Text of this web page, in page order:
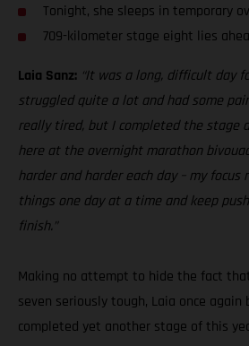
Tonight, she sleeps in temporary
709-kilometer stage eight lies
Laia Sanz: “It was a long, difficult day
struggled quite a lot and had some
really tired, but I completed the stage
here at the overnight marathon
harder and harder each day – my
things one day at a time and keep
finish.”
Making no attempt to hide the fact
seven seriously tough, Laia once
completed yet another stage of this